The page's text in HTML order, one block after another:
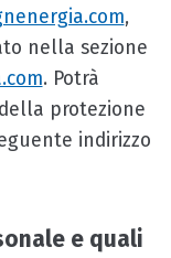
,
nella sezione
. Potrà
protezione
indirizzo
e quali